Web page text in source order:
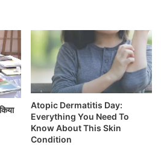
Atopic Dermatitis Day:
Everything You Need To
Know About This Skin
Condition